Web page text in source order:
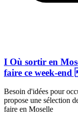
I Où sortir en
faire ce week-
Besoin d'idées pour
propose une sélection
faire en Moselle